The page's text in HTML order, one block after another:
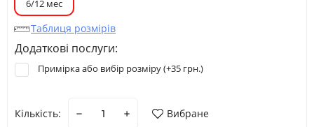
6/12 мес
Таблиця розмірів
Додаткові послуги:
Примірка або вибір розміру (+35 грн.)
Кількість: Вибране